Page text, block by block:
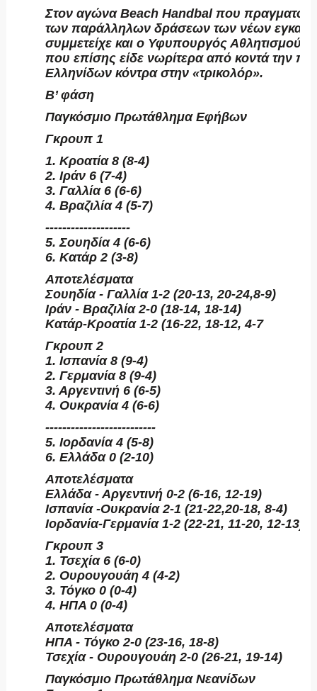
Στον αγώνα Beach Handbal που
των παράλληλων δράσεων των νέων
συμμετείχε και ο Υφυπουργός Αθλητισμού
που επίσης είδε νωρίτερα από κοντά την
Ελληνίδων κόντρα στην «τρικολόρ».
Β’ φάση
Παγκόσμιο Πρωτάθλημα Εφήβων
Γκρουπ 1
1. Κροατία 8 (8-4)
2. Ιράν 6 (7-4)
3. Γαλλία 6 (6-6)
4. Βραζιλία 4 (5-7)
--------------------
5. Σουηδία 4 (6-6)
6. Κατάρ 2 (3-8)
Αποτελέσματα
Σουηδία - Γαλλία 1-2 (20-13, 20-24,8-9)
Ιράν - Βραζιλία 2-0 (18-14, 18-14)
Κατάρ-Κροατία 1-2 (16-22, 18-12, 4-7
Γκρουπ 2
1. Ισπανία 8 (9-4)
2. Γερμανία 8 (9-4)
3. Αργεντινή 6 (6-5)
4. Ουκρανία 4 (6-6)
--------------------------
5. Ιορδανία 4 (5-8)
6. Ελλάδα 0 (2-10)
Αποτελέσματα
Ελλάδα - Αργεντινή 0-2 (6-16, 12-19)
Ισπανία -Ουκρανία 2-1 (21-22,20-18, 8-4)
Ιορδανία-Γερμανία 1-2 (22-21, 11-20, 12-13)
Γκρουπ 3
1. Τσεχία 6 (6-0)
2. Ουρουγουάη 4 (4-2)
3. Τόγκο 0 (0-4)
4. ΗΠΑ 0 (0-4)
Αποτελέσματα
ΗΠΑ - Τόγκο 2-0 (23-16, 18-8)
Τσεχία - Ουρουγουάη 2-0 (26-21, 19-14)
Παγκόσμιο Πρωτάθλημα Νεανίδων